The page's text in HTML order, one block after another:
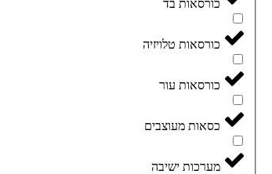
כורסאות בד
כורסאות טלויזיה
כורסאות עור
כסאות מעוצבים
מערכות ישיבה